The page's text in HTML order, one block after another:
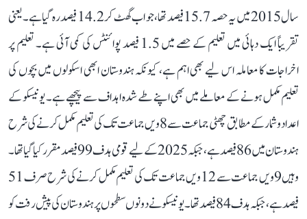
سال 2015 میں یہ حصہ 15.7 فیصد تھا، جو اب گھٹ کر 14.2 فیصد رہ گیا ہے۔ یعنی
تقریباً ایک دہائی میں تعلیم کے حصے میں 1.5 فیصد پوائنٹس کی کمی آئی ہے۔ تعلیم پر
اخراجات کا معاملہ اس لیے بھی اہم ہے، کیونکہ ہندوستان ابھی اسکولوں میں بچوں کی
تعلیم مکمل ہونے کے معاملے میں بھی اپنے طے شدہ اہداف سے پیچھے ہے۔ یونیسکو کے
اعداد و شمار کے مطابق چھٹی جماعت سے 8ویں جماعت تک کی تعلیم مکمل کرنے کی شرح
ہندوستان میں 86 فیصد ہے، جبکہ 2025 کے لیے قومی ہدف 99 فیصد مقرر کیا گیا تھا۔
وہیں 9ویں جماعت سے 12ویں جماعت تک کی تعلیم مکمل کرنے کی شرح صرف 51
فیصد ہے، جبکہ ہدف 84 فیصد تھا۔ یونیسکو نے دونوں سطحوں پر ہندوستان کی پیش رفت کو